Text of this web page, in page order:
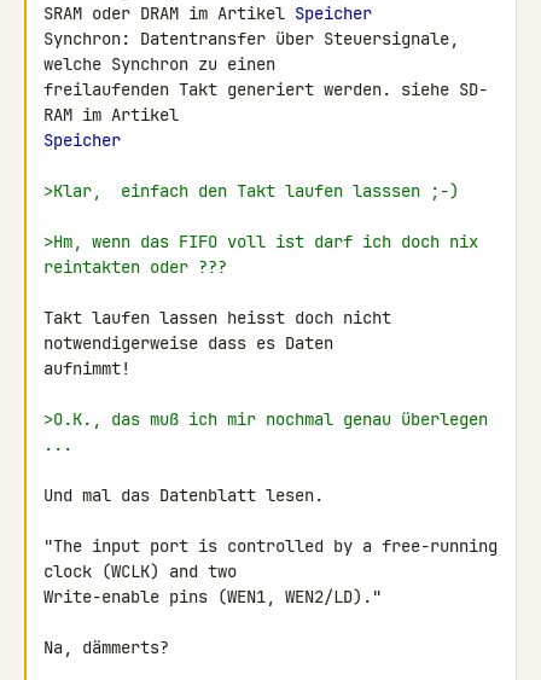
SRAM oder DRAM im Artikel Speicher
Synchron: Datentransfer über Steuersignale,
welche Synchron zu einen
freilaufenden Takt generiert werden. siehe SD-
Speicher
>Klar,  einfach den Takt laufen lasssen ;-)
>Hm, wenn das FIFO voll ist darf ich doch nix
reintakten oder ???
Takt laufen lassen heisst doch nicht
notwendigerweise dass es Daten
aufnimmt!
>O.K., das muß ich mir nochmal genau überlegen
...
Und mal das Datenblatt lesen.
"The input port is controlled by a free-running
clock (WCLK) and two
Write-enable pins (WEN1, WEN2/LD)."
Na, dämmerts?